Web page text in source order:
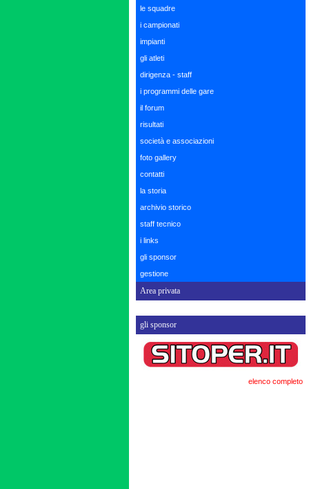
le squadre
i campionati
impianti
gli atleti
dirigenza - staff
i programmi delle gare
il forum
risultati
società e associazioni
foto gallery
contatti
la storia
archivio storico
staff tecnico
i links
gli sponsor
gestione
Area privata
gli sponsor
elenco completo